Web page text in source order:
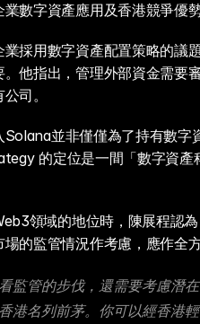
數字資產應用及香港競爭優勢
採用數字資產配置策略的議
。他指出，管理外部資金需要
司。
Solana並非僅僅為了持有數字
的定位是一間「數字資產
領域的地位時，陳展程認
的監管情況作考慮，應作全方
監管的步伐，還需要考慮潛
港名列前茅。你可以經香港